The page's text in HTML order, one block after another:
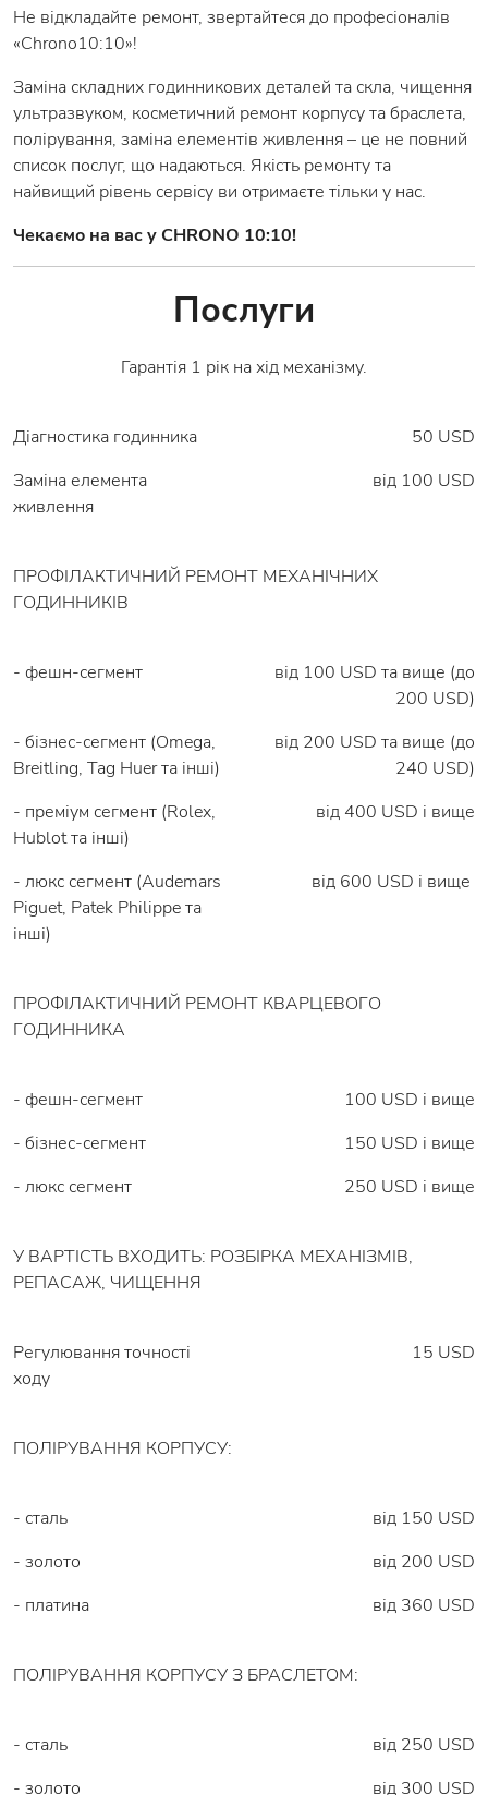
Не відкладайте ремонт, звертайтеся до професіоналів
«Chrono10:10»!
Заміна складних годинникових деталей та скла, чищення
ультразвуком, косметичний ремонт корпусу та браслета,
полірування, заміна елементів живлення – це не повний
список послуг, що надаються. Якість ремонту та
найвищий рівень сервісу ви отримаєте тільки у нас.
Чекаємо на вас у CHRONO 10:10!
Послуги
Гарантія 1 рік на хід механізму.
Діагностика годинника
50 USD
Заміна елемента
живлення
вiд 100 USD
ПРОФІЛАКТИЧНИЙ РЕМОНТ МЕХАНІЧНИХ
ГОДИННИКІВ
- фешн-сегмент
від 100 USD та вище (до
200 USD)
- бізнес-сегмент (Omega,
Breitling, Tag Huer та інші)
від 200 USD та вище (до
240 USD)
- преміум сегмент (Rolex,
Hublot та інші)
від 400 USD і вище
- люкс сегмент (Audemars
Piguet, Patek Philippe та
інші)
від 600 USD і вище
ПРОФІЛАКТИЧНИЙ РЕМОНТ КВАРЦЕВОГО
ГОДИННИКА
- фешн-сегмент
100 USD і вище
- бізнес-сегмент
150 USD і вище
- люкс сегмент
250 USD і вище
У ВАРТІСТЬ ВХОДИТЬ: РОЗБІРКА МЕХАНІЗМІВ,
РЕПАСАЖ, ЧИЩЕННЯ
Регулювання точності
ходу
15 USD
ПОЛІРУВАННЯ КОРПУСУ:
- сталь
від 150 USD
- золото
від 200 USD
- платина
від 360 USD
ПОЛІРУВАННЯ КОРПУСУ З БРАСЛЕТОМ:
- сталь
від 250 USD
- золото
від 300 USD